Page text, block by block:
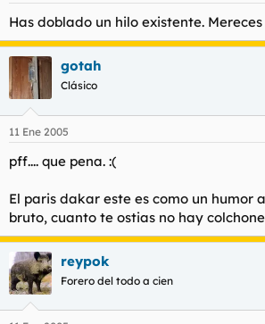
Has doblado un hilo existente.
gotah
Clásico
11 Ene 2005
pff.... que pena. :(
El paris dakar este es como un humor
bruto, cuanto te ostias no hay
reypok
Forero del todo a cien